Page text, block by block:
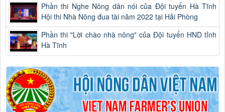
Phần thi Nghe Nông dân nói của Đội tuyển Hà Tĩnh
Hội thi Nhà Nông đua tài năm 2022 tại Hải Phòng
Phần thi "Lời chào nhà nông" của Đội tuyển HND tỉnh
Hà Tĩnh